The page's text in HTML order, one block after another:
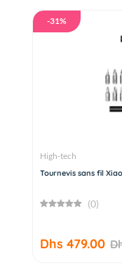
-31%
High-tech
Tournevis sans fil
(0)
Dhs 479.00